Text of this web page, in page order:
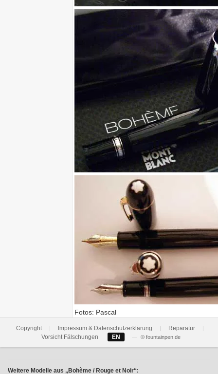
Fotos: Pascal
Copyright | Impressum & Datenschutzerklärung | Reparatur |
Vorsicht Fälschungen EN — © fountainpen.de
Weitere Modelle aus „Bohème / Rouge et Noir“: